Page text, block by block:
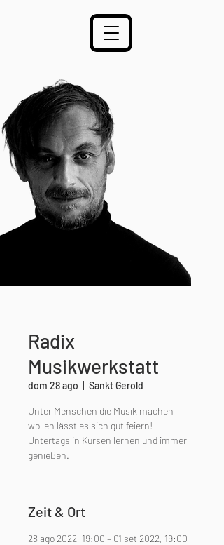
Radix
Musikwerkstatt
dom 28 ago Sankt Gerold
Unter Menschen die Musik machen
wollen lässt es sich gut feiern!
Untertags in Kursen lernen und immer
genießen.
Zeit & Ort
28 ago 2022, 19:00 – 01 set 2022, 19:00